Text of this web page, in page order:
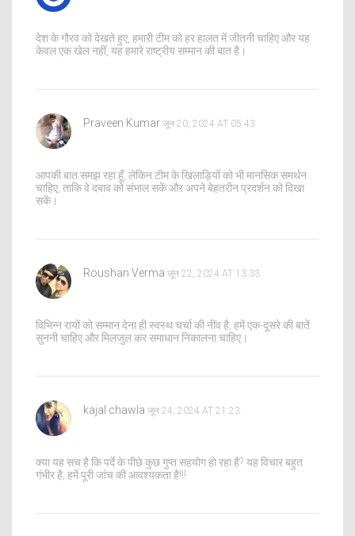
देश के गौरव को देखते हुए, हमारी टीम को हर हालत में जीतनी चाहिए और यह
केवल एक खेल नहीं, यह हमारे राष्ट्रीय सम्मान की बात है।
Praveen Kumar जून 20, 2024 AT 05:43
आपकी बात समझ रहा हूँ, लेकिन टीम के खिलाड़ियों को भी मानसिक समर्थन
चाहिए, ताकि वे दबाव को संभाल सकें और अपने बेहतरीन प्रदर्शन को दिखा
सकें।
Roushan Verma जून 22, 2024 AT 13:33
विभिन्न रायों को सम्मान देना ही स्वस्थ चर्चा की नींव है; हमें एक-दूसरे की बातें
सुननी चाहिए और मिलजुल कर समाधान निकालना चाहिए।
kajal chawla जून 24, 2024 AT 21:23
क्या यह सच है कि पर्दे के पीछे कुछ गुप्त सहयोग हो रहा है? यह विचार बहुत
गंभीर है; हमें पूरी जांच की आवश्यकता है!!!